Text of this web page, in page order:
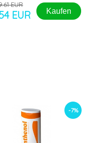
EUR
EUR Kaufen
-7%